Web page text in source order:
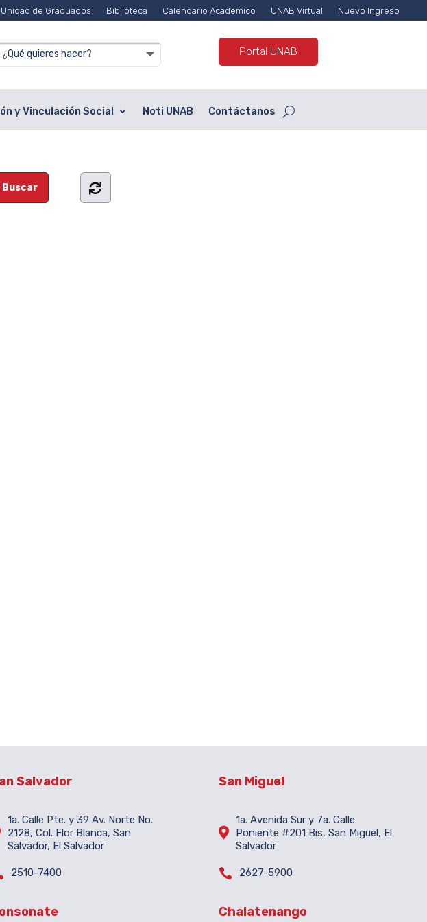
Unidad de Graduados Biblioteca Calendario Académico UNAB Virtual Nuevo Ingreso
Portal UNAB
y Vinculación Social Noti UNAB Contáctanos
Salvador
1a. Calle Pte. y 39 Av. Norte No.
2128, Col. Flor Blanca, San
Salvador, El Salvador
2510-7400
San Miguel

1a. Avenida Sur y 7a. Calle
Poniente #201 Bis, San Miguel, El
Salvador
 2627-5900
Chalatenango